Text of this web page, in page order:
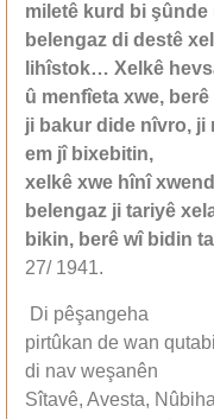
miletê kurd bi şûnde
belengaz di destê
lihîstok… Xelkê
û menfîeta xwe, berê
ji bakur dide nîvro, ji
em jî bixebitin,
xelkê xwe hînî
belengaz ji tariyê
bikin, berê wî bidin
27/ 1941.
Di pêşangeha
pirtûkan de wan
di nav weşanên
Sîtavê, Avesta,